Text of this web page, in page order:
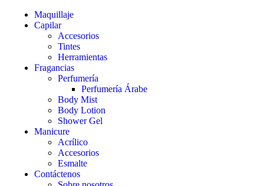
Maquillaje
Capilar
Accesorios
Tintes
Herramientas
Fragancias
Perfumería
Perfumería Árabe
Body Mist
Body Lotion
Shower Gel
Manicure
Acrílico
Accesorios
Esmalte
Contáctenos